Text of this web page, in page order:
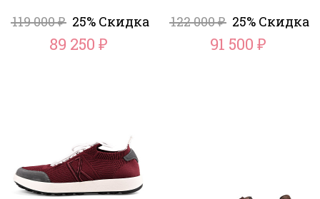
119 000₽ 25% Скидка
89 250 ₽
122 000₽ 25% Скидка
91 500 ₽